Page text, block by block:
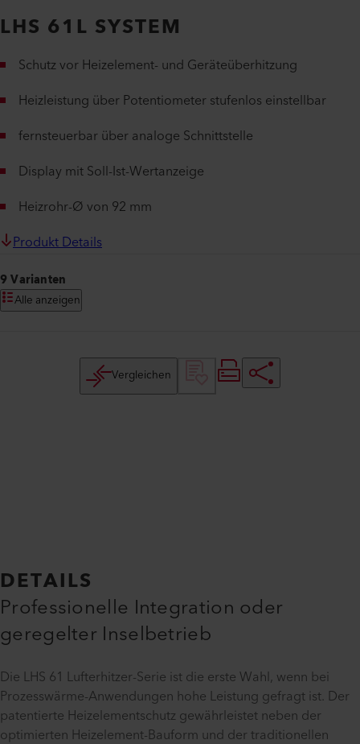
LHS 61L SYSTEM
Schutz vor Heizelement- und Geräteüberhitzung
Heizleistung über Potentiometer stufenlos einstellbar
fernsteuerbar über analoge Schnittstelle
Display mit Soll-Ist-Wertanzeige
Heizrohr-Ø von 92 mm
Produkt Details
9 Varianten
Alle anzeigen
Vergleichen
DETAILS
Professionelle Integration oder
geregelter Inselbetrieb
Die LHS 61 Lufterhitzer-Serie ist die erste Wahl, wenn bei
Prozesswärme-Anwendungen hohe Leistung gefragt ist. Der
patentierte Heizelementschutz gewährleistet neben der
optimierten Heizelement-Bauform und der traditionellen